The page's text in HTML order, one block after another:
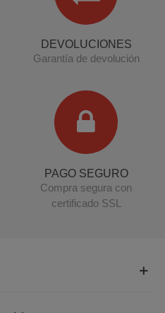
DEVOLUCIONES
Garantía de devolución
PAGO SEGURO
Compra segura con
certificado SSL